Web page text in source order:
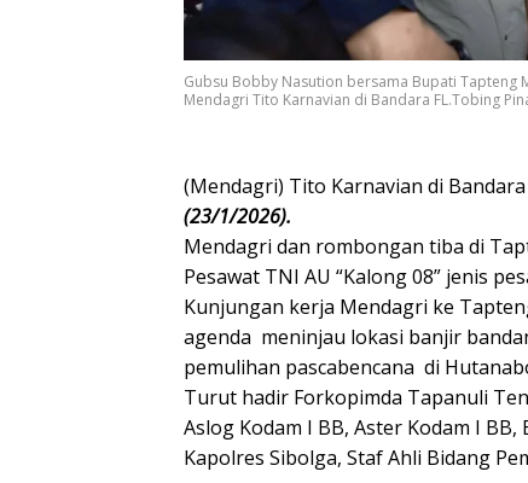
Gubsu Bobby Nasution bersama Bupati Tapteng
Mendagri Tito Karnavian di Bandara FL.Tobing
(Mendagri) Tito Karnavian di
(23/1/2026).
Mendagri dan rombongan tiba di
Pesawat TNI AU “Kalong 08” jenis
Kunjungan kerja Mendagri ke
agenda meninjau lokasi banjir
pemulihan pascabencana di
Turut hadir Forkopimda Tapanuli
Aslog Kodam I BB, Aster Kodam I
Kapolres Sibolga, Staf Ahli Bidang